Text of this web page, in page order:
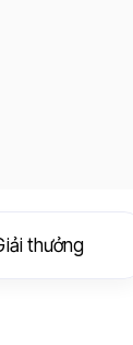
thưởng